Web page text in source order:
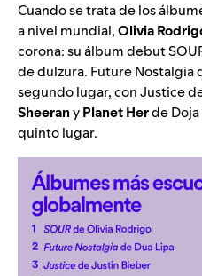
Cuando se trata de los
a nivel mundial,Olivia
corona: su álbum debut
de dulzura. Future Nostalgia
segundo lugar, con Justice
SheeranyPlanet Herde
quinto lugar.